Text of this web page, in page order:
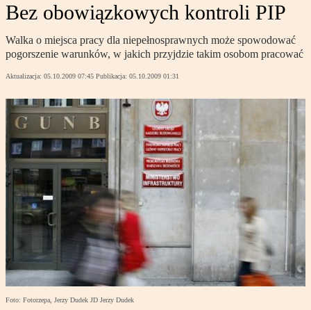
Bez obowiązkowych kontroli PIP
Walka o miejsca pracy dla niepełnosprawnych może spowodować
pogorszenie warunków, w jakich przyjdzie takim osobom pracować
Aktualizacja: 05.10.2009 07:45 Publikacja: 05.10.2009 01:31
Foto: Fotorzepa, Jerzy Dudek JD Jerzy Dudek